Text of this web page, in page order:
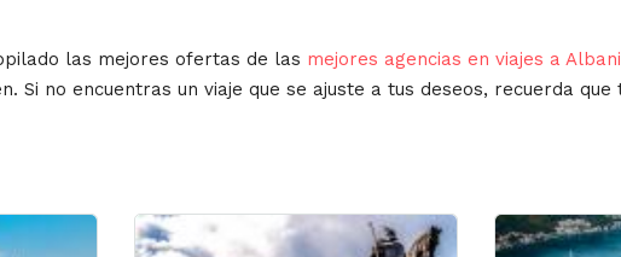
las mejores ofertas de las mejores agencias en viajes a
Si no encuentras un viaje que se ajuste a tus deseos, recuerda